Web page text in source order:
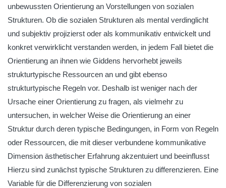
unbewussten Orientierung an Vorstellungen von sozialen
Strukturen. Ob die sozialen Strukturen als mental verdinglicht
und subjektiv projizierst oder als kommunikativ entwickelt und
konkret verwirklicht verstanden werden, in jedem Fall bietet die
Orientierung an ihnen wie Giddens hervorhebt jeweils
strukturtypische Ressourcen an und gibt ebenso
strukturtypische Regeln vor. Deshalb ist weniger nach der
Ursache einer Orientierung zu fragen, als vielmehr zu
untersuchen, in welcher Weise die Orientierung an einer
Struktur durch deren typische Bedingungen, in Form von Regeln
oder Ressourcen, die mit dieser verbundene kommunikative
Dimension ästhetischer Erfahrung akzentuiert und beeinflusst
Hierzu sind zunächst typische Strukturen zu differenzieren. Eine
Variable für die Differenzierung von sozialen